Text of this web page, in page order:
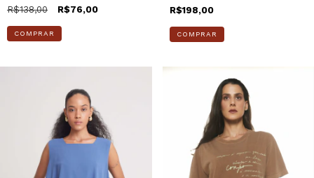
R$138,00 R$76,00
COMPRAR
R$198,00
COMPRAR